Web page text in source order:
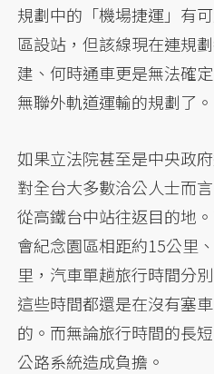
規劃中的「機場捷運」有
區設站，但該線現在連規
建、何時通車更是無法確
無聯外軌道運輸的規劃了。
如果立法院甚至是中央政
對全台大多數洽公人士而
從高鐵台中站往返目的地
會紀念園區相距約15公里
里，汽車單趟旅行時間分
這些時間都還是在沒有塞
的。而無論旅行時間的長
公路系統造成負擔。